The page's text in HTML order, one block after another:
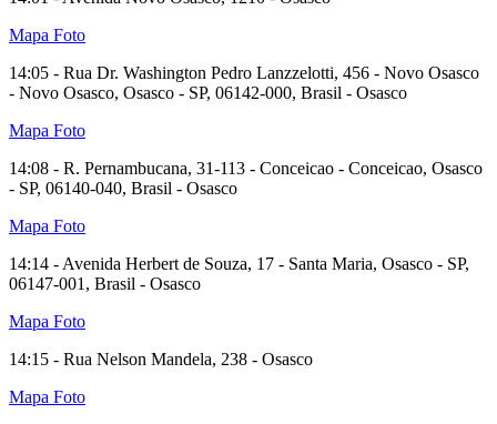
Mapa Foto
14:05 - Rua Dr. Washington Pedro Lanzzelotti, 456 - Novo Osasco
- Novo Osasco, Osasco - SP, 06142-000, Brasil - Osasco
Mapa Foto
14:08 - R. Pernambucana, 31-113 - Conceicao - Conceicao, Osasco
- SP, 06140-040, Brasil - Osasco
Mapa Foto
14:14 - Avenida Herbert de Souza, 17 - Santa Maria, Osasco - SP,
06147-001, Brasil - Osasco
Mapa Foto
14:15 - Rua Nelson Mandela, 238 - Osasco
Mapa Foto